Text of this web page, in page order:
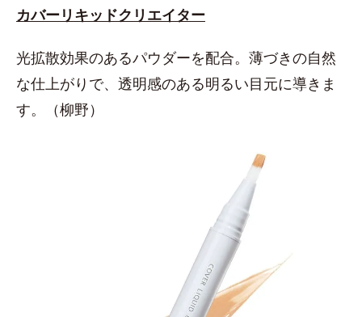
カバーリキッドクリエイター
光拡散効果のあるパウダーを配合。薄づきの自然
な仕上がりで、透明感のある明るい目元に導きま
す。（柳野）